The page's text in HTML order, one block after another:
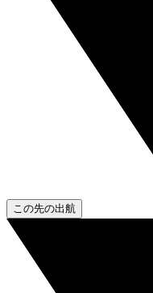
この先の出航